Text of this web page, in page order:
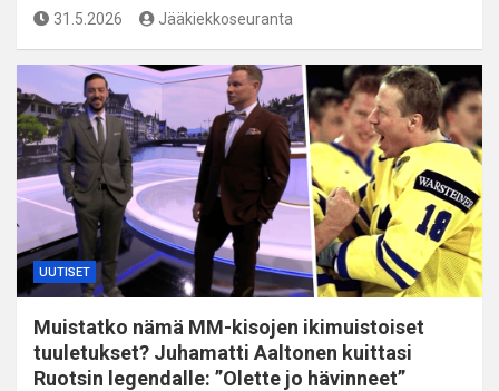
31.5.2026 Jääkiekkoseuranta
UUTISET
Muistatko nämä MM-kisojen ikimuistoiset
tuuletukset? Juhamatti Aaltonen kuittasi
Ruotsin legendalle: ”Olette jo hävinneet”